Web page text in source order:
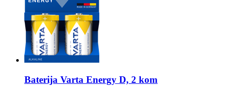
Baterija Varta Energy D, 2 kom